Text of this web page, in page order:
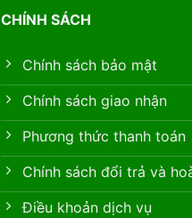
CHÍNH SÁCH
Chính sách bảo mật
Chính sách giao nhận
Phương thức thanh toán
Chính sách đổi trả và
Điều khoản dịch vụ